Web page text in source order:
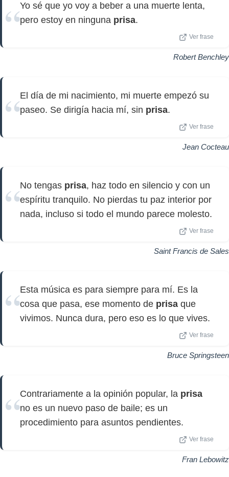
Yo sé que yo voy a beber a una muerte lenta,
pero estoy en ninguna prisa.
Ver frase
Robert Benchley
El día de mi nacimiento, mi muerte empezó su
paseo. Se dirigía hacia mí, sin prisa.
Ver frase
Jean Cocteau
No tengas prisa, haz todo en silencio y con un
espíritu tranquilo. No pierdas tu paz interior por
nada, incluso si todo el mundo parece molesto.
Ver frase
Saint Francis de Sales
Esta música es para siempre para mí. Es la
cosa que pasa, ese momento de prisa que
vivimos. Nunca dura, pero eso es lo que vives.
Ver frase
Bruce Springsteen
Contrariamente a la opinión popular, la prisa
no es un nuevo paso de baile; es un
procedimiento para asuntos pendientes.
Ver frase
Fran Lebowitz